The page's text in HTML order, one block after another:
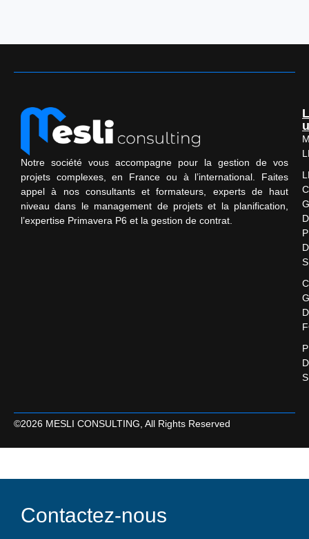
Notre société vous accompagne pour la gestion de vos
projets complexes, en France ou à l’international. Faites
appel à nos consultants et formateurs, experts de haut
niveau dans le management de projets et la planification,
l’expertise Primavera P6 et la gestion de contrat.
©2026 MESLI CONSULTING, All Rights Reserved
Contactez-nous